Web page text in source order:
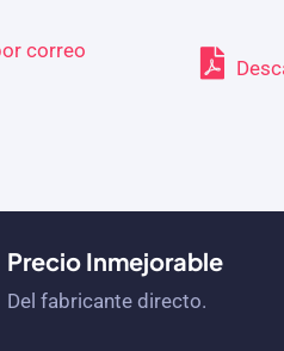
correo
Precio Inmejorable
Del fabricante directo.